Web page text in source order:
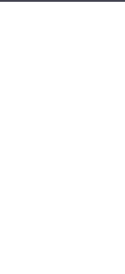
работы
паркинга